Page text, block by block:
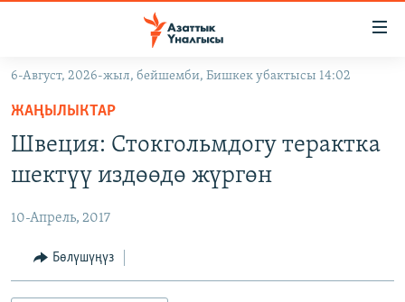
Навигацияга
өтүңүз
Издөөгө
салыңыз
ЭКОНОМИКА
МАДАНИЯТ
БОРБОР АЗИЯ
УКРАИНА
АТАЙЫН ИЛИКТӨӨ
ТВ ПРОГРАММАЛАР
6-Август, 2026-жыл, бейшемби, Бишкек убактысы 14:02
ЖАҢЫЛЫКТАР
Швеция: Стокгольмдогу терактка
шектүү издөөдө жүргөн
10-Апрель, 2017
Бөлүшүңүз